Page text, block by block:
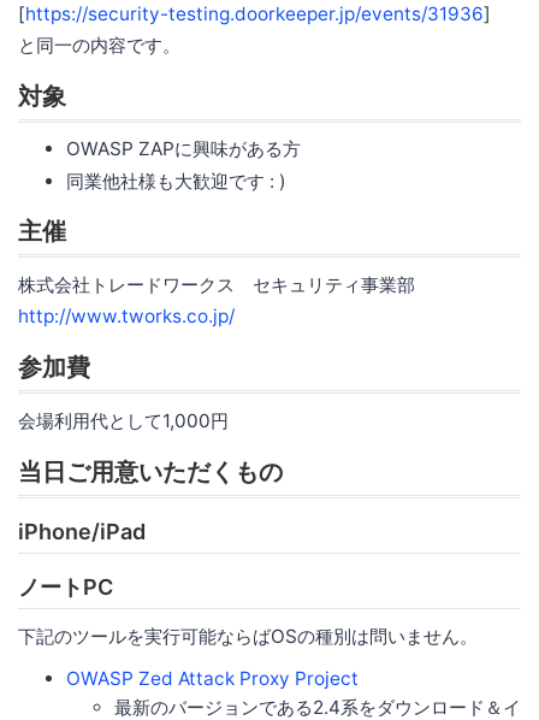
[https://security-testing.doorkeeper.jp/events/31936]
と同一の内容です。
対象
OWASP ZAPに興味がある方
同業他社様も大歓迎です : )
主催
株式会社トレードワークス セキュリティ事業部
http://www.tworks.co.jp/
参加費
会場利用代として1,000円
当日ご用意いただくもの
iPhone/iPad
ノートPC
下記のツールを実行可能ならばOSの種別は問いません。
OWASP Zed Attack Proxy Project
最新のバージョンである2.4系をダウンロード＆イ